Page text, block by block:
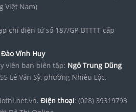
Việt Nam)
chí điện tử số 187/GP-BTTTT cấp
Vĩnh Huy
viên ban biên tập: Ngô Trung Dũng
Lê Văn Sỹ, phường Nhiêu Lộc,
Điện thoại: (028) 39319793